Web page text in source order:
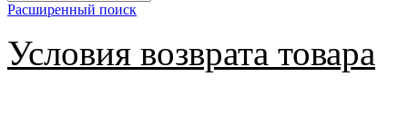
Расширенный поиск
Условия возврата товара